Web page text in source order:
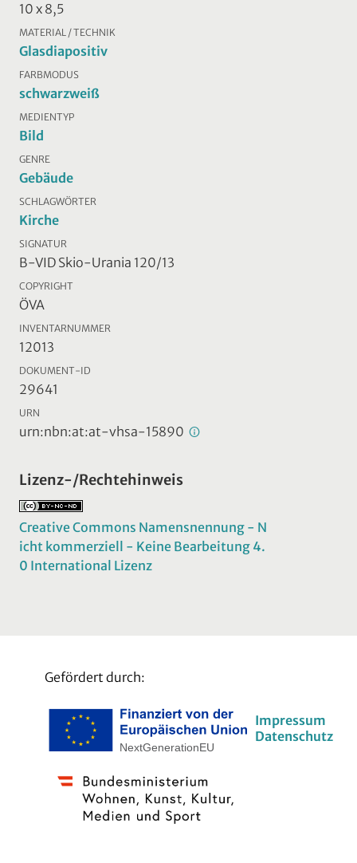
10 x 8,5
MATERIAL / TECHNIK
Glasdiapositiv
FARBMODUS
schwarzweiß
MEDIENTYP
Bild
GENRE
Gebäude
SCHLAGWÖRTER
Kirche
SIGNATUR
B-VID Skio-Urania 120/13
COPYRIGHT
ÖVA
INVENTARNUMMER
12013
DOKUMENT-ID
29641
URN
urn:nbn:at:at-vhsa-15890
Lizenz-/Rechtehinweis
Creative Commons Namensnennung - N
icht kommerziell - Keine Bearbeitung 4.
0 International Lizenz
Gefördert durch:
Impressum
Datenschutz